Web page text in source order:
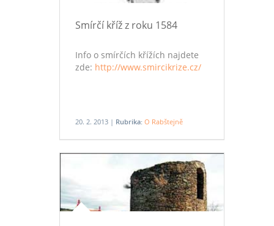
Smírčí kříž z roku 1584
Info o smírčích křížích najdete
zde: http://www.smircikrize.cz/
20. 2. 2013 | Rubrika: O Rabštejně